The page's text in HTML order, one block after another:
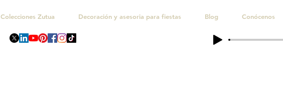
Colecciones Zutua Decoración y asesoria para fiestas Blog Conócenos